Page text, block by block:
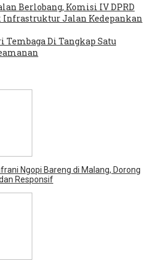
Berlobang, Komisi IV DPRD
Infrastruktur Jalan Kedepankan
Tembaga Di Tangkap Satu
Ngopi Bareng di Malang, Dorong
Responsif